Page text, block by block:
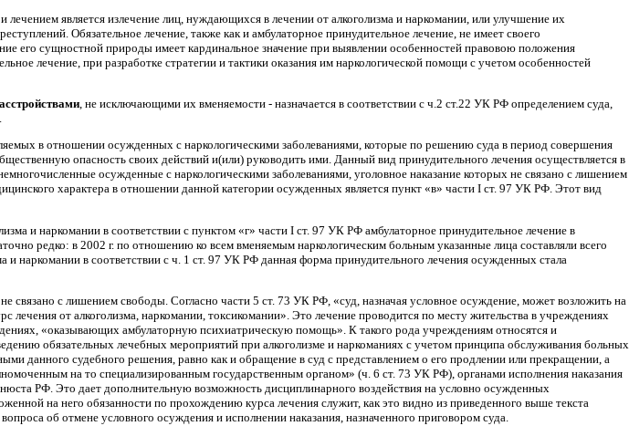
является излечение лиц, нуждающихся в лечении от алко­голизма и наркомании, или улучшение их
Обязательное лечение, также как и амбулаторное принудительное лечение, не имеет своего
его сущностной природы имеет кардинальное значение при выявлении особенностей правовою положения
лечение, при разработке стратегии и тактики оказания им наркологической помощи с учетом особенностей
, не исключающими их вменяемости - назначается в соответствии с ч.2 ст.22 УК РФ определением суда,
в отношении осужденных с наркологическими заболеваниями, которые по решению суда в период совершения
опасность своих действий и(или) руководить ими. Данный вид принудительного лечения осуществляется в
осужденные с наркологическими заболеваниями, уголовное наказание которых не связано с лишением
характера в отношении данной категории осужденных является пункт «в» части I ст. 97 УК РФ. Этот вид
и наркомании в соответствии с пунктом «г» части I ст. 97 УК РФ амбулаторное принудительное лечение в
редко: в 2002 г. по отношению ко всем вменяемым наркологическим больным указанные лица составляли всего
наркомании в соответствии с ч. 1 ст. 97 УК РФ данная форма принудительного лечения осужденных стала
связано с лишением свободы. Согласно части 5 ст. 73 УК РФ, «суд, назначая условное осуждение, может возложить на
лечения от алкоголизма, наркомании, токсикомании». Это лечение проводится по месту жительства в учреждениях
«оказывающих амбулаторную психиатрическую помощь». К такого рода учреждениям относятся и
обязательных лечебных мероприятий при алкоголизме и наркоманиях с учетом принципа обслужива­ния больных
данного судебного решения, равно как и обращение в суд с представлением о его продлении или прекращении, а
на то специализированным государственным органом» (ч. 6 ст. 73 УК РФ), органами исполнения наказания
РФ. Это дает дополнительную возможность дисциплинарного воздействия на условно осужденных
на него обязанности по прохождению курса лечения служит, как это видно из приведенного выше текста
об отмене условного осуждения и исполнении наказания, назначенного приговором суда.